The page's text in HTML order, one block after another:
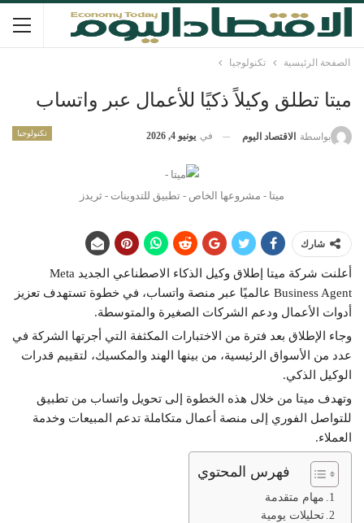
الصفحة الرئيسية تكنولوجيا
ميتا تطلق وكيلاً ذكيًا للأعمال عبر واتساب
تكنولوجيا بواسطة الاقتصاد اليوم في يونيو 4, 2026
ميتا - مشروعها الخاص - تطبيق للتدوينات - ثريدز
شارك
أعلنت شركة ميتا إطلاق وكيل الذكاء الاصطناعي الجديد Meta
Business Agent عالميًا عبر منصة واتساب، في خطوة تستهدف تعزيز
أدوات الأعمال ودعم الشركات الصغيرة والمتوسطة.
وجاء الإطلاق بعد فترة من الاختبارات المكثفة التي أجرتها الشركة في
عدد من الأسواق الرئيسية، من بينها الهند والمكسيك، لتقييم قدرات
الوكيل الذكي.
وتهدف ميتا من خلال هذه الخطوة إلى تحويل واتساب من تطبيق
للتواصل الفوري إلى منصة أعمال متكاملة تدعم المبيعات وخدمة
العملاء.
فهرس المحتوي
مهام متقدمة
تحليلات يومية